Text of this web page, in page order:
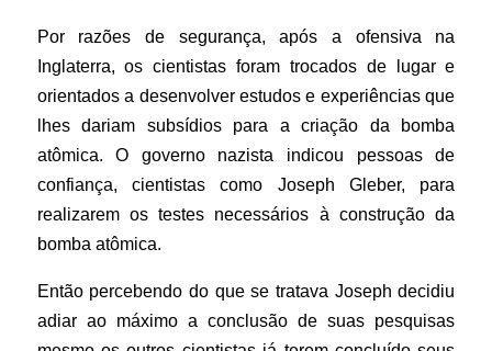
Por razões de segurança, após a ofensiva na
Inglaterra, os cientistas foram trocados de lugar e
orientados a desenvolver estudos e experiências que
lhes dariam subsídios para a criação da bomba
atômica. O governo nazista indicou pessoas de
confiança, cientistas como Joseph Gleber, para
realizarem os testes necessários à construção da
bomba atômica.
Então percebendo do que se tratava Joseph decidiu
adiar ao máximo a conclusão de suas pesquisas